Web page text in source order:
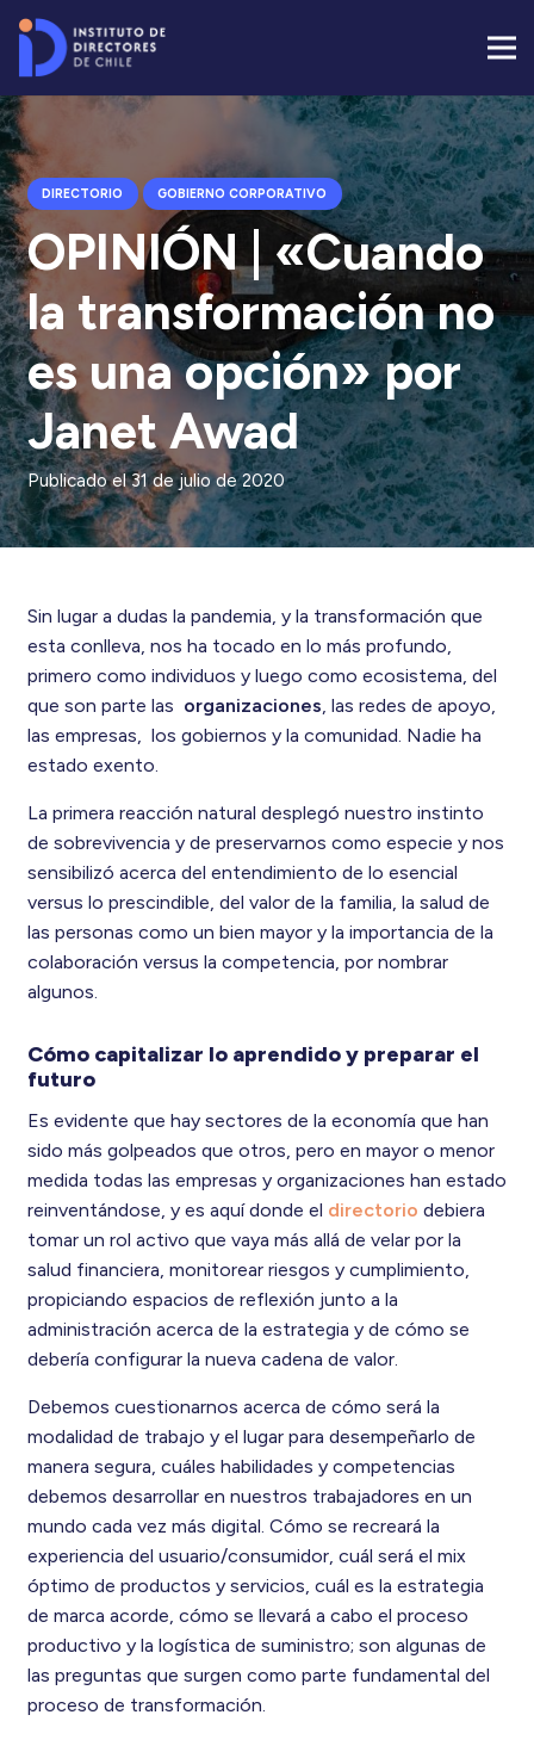
DIRECTORIO GOBIERNO CORPORATIVO
OPINIÓN | «Cuando
la transformación no
es una opción» por
Janet Awad
Publicado el31 de julio de 2020
Sin lugar a dudas la pandemia, y la transformación que
esta conlleva, nos ha tocado en lo más profundo,
primero como individuos y luego como ecosistema, del
que son parte las organizaciones, las redes de apoyo,
las empresas, los gobiernos y la comunidad. Nadie ha
estado exento.
La primera reacción natural desplegó nuestro instinto
de sobrevivencia y de preservarnos como especie y nos
sensibilizó acerca del entendimiento de lo esencial
versus lo prescindible, del valor de la familia, la salud de
las personas como un bien mayor y la importancia de la
colaboración versus la competencia, por nombrar
algunos.
Cómo capitalizar lo aprendido y preparar el
futuro
Es evidente que hay sectores de la economía que han
sido más golpeados que otros, pero en mayor o menor
medida todas las empresas y organizaciones han estado
reinventándose, y es aquí donde el directorio debiera
tomar un rol activo que vaya más allá de velar por la
salud financiera, monitorear riesgos y cumplimiento,
propiciando espacios de reflexión junto a la
administración acerca de la estrategia y de cómo se
debería configurar la nueva cadena de valor.
Debemos cuestionarnos acerca de cómo será la
modalidad de trabajo y el lugar para desempeñarlo de
manera segura, cuáles habilidades y competencias
debemos desarrollar en nuestros trabajadores en un
mundo cada vez más digital. Cómo se recreará la
experiencia del usuario/consumidor, cuál será el mix
óptimo de productos y servicios, cuál es la estrategia
de marca acorde, cómo se llevará a cabo el proceso
productivo y la logística de suministro; son algunas de
las preguntas que surgen como parte fundamental del
proceso de transformación.